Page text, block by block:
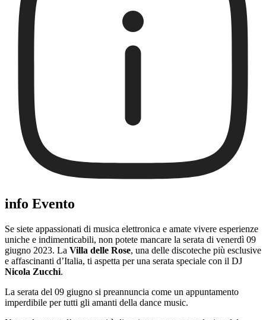
info Evento
Se siete appassionati di musica elettronica e amate vivere esperienze
uniche e indimenticabili, non potete mancare la serata di venerdì 09
giugno 2023. La Villa delle Rose, una delle discoteche più esclusive
e affascinanti d’Italia, ti aspetta per una serata speciale con il DJ
Nicola Zucchi.
La serata del 09 giugno si preannuncia come un appuntamento
imperdibile per tutti gli amanti della dance music.